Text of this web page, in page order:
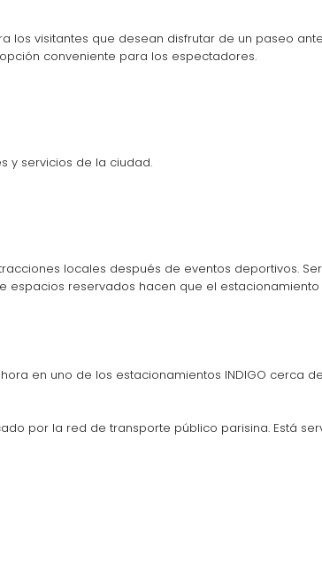
los visitantes que desean disfrutar de un paseo
conveniente para los espectadores.
y servicios de la ciudad.
locales después de eventos deportivos.
espacios reservados hacen que el
en uno de los estacionamientos INDIGO cerca
por la red de transporte público parisina. Está